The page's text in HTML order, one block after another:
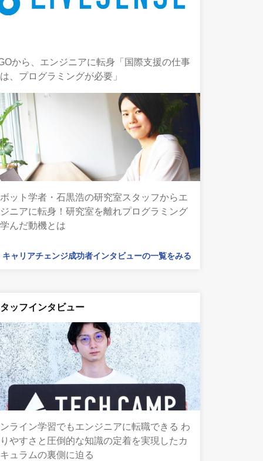
から、エンジニアに転身「国際支援の仕事
、プログラミングが必要」
ット学者・石黒浩の研究室スタッフからエ
ニアに転身！研究室を離れプログラミング
んだ動機とは
キャリアチェンジ成功者インタビューの一覧をみる
ッフインタビュー
ライン学習でもエンジニアに転職できる わ
やすさと圧倒的な知識の定着を実現したカ
ュラムの裏側に迫る